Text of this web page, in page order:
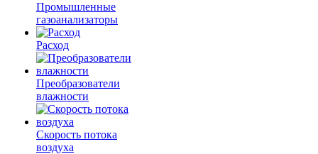
Промышленные
газоанализаторы
Расход
Преобразователи
влажности
Скорость потока
воздуха